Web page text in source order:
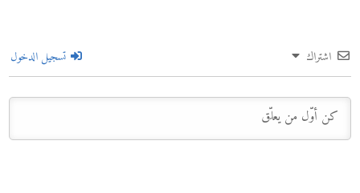
اشتراك تسجيل الدخول